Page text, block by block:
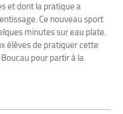
et dont la pratique a
Ce nouveau sport
minutes sur eau plate.
élèves de pratiquer cette
pour partir à la